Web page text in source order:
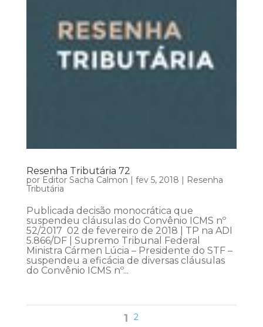
Resenha Tributária 72
por Editor Sacha Calmon fev 5, 2018
Resenha
Tributária
Publicada decisão monocrática que
suspendeu cláusulas do Convênio ICMS nº
52/2017 02 de fevereiro de 2018 | TP na ADI
5.866/DF | Supremo Tribunal Federal
Ministra Cármen Lúcia – Presidente do STF –
suspendeu a eficácia de diversas cláusulas
do Convênio ICMS nº...
1 2